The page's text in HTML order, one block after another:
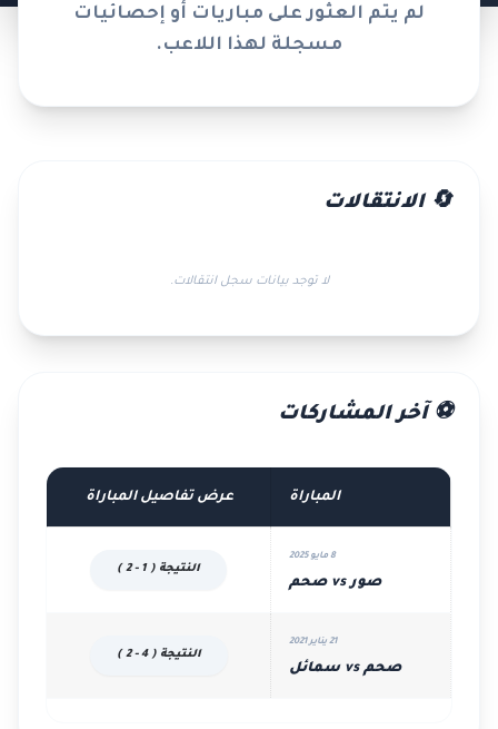
لم يتم العثور على مباريات أو إحصائيات
مسجلة لهذا اللاعب.
🔄 الانتقالات
لا توجد بيانات سجل انتقالات.
⚽ آخر المشاركات
المباراة عرض تفاصيل المباراة
8 مايو 2025
صور vs صحم
النتيجة ( 1 - 2 )
21 يناير 2021
صحم vs سمائل
النتيجة ( 4 - 2 )